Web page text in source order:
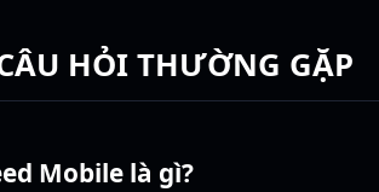
HỎI THƯỜNG GẶP
Mobile là gì?